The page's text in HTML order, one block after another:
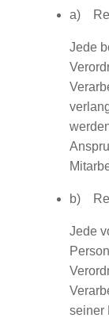
a)
Jede
b)
Jede
seiner